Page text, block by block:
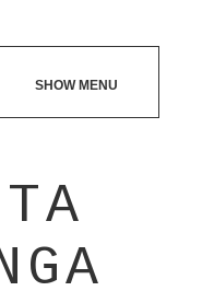
SHOW MENU